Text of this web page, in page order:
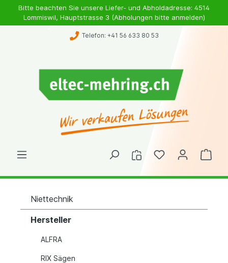
Bitte beachten Sie unsere Liefer- und Abholdadresse: 4514
Lommiswil, Hauptstrasse 3 (Abholungen bitte anmelden)
Telefon: +41 56 633 80 53
Niettechnik
Hersteller
ALFRA
RIX Sägen